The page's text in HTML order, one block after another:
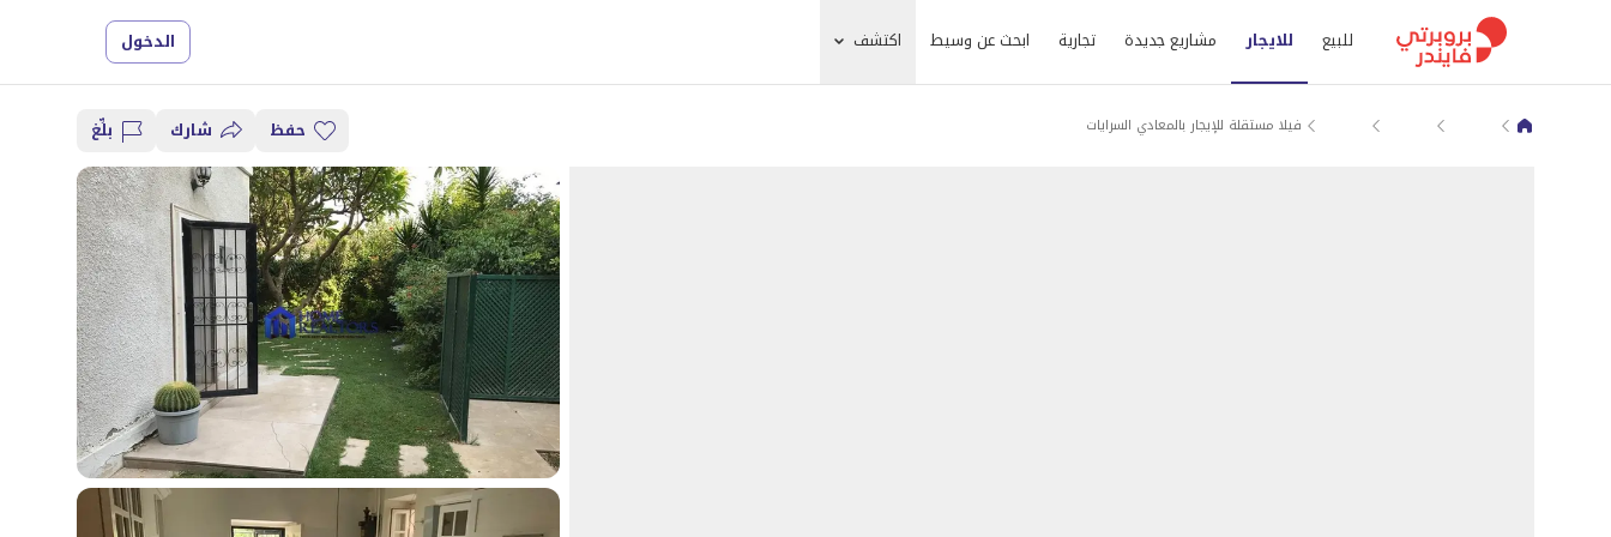
للبيع للايجار مشاريع جديدة تجارية ابحث عن وسيط اكتشف الدخول
بيوت و فلل للايجار في القاهرة
حي المعادي سرايات المعاديفيلا مستقلة للإيجار بالمعادي السرايات حفظ شارك بلِّغ